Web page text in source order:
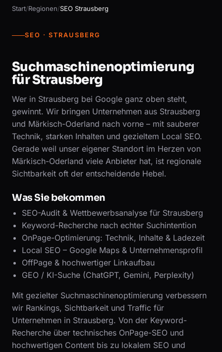
Start/Regionen/SEO Strausberg
SEO · STRAUSBERG
Suchmaschinenoptimierung
für Strausberg
Wer in Strausberg bei Google ganz oben steht,
gewinnt. Wir bringen Unternehmen aus Strausberg
und Märkisch-Oderland nach vorne – mit sauberer
Technik, starken Inhalten und gezieltem Local SEO.
Gerade weil unser eigener Standort im Herzen von
Märkisch-Oderland viele Anbieter hat, ist regionale
Sichtbarkeit oft der entscheidende Hebel.
Was Sie bekommen
SEO-Audit & Wettbewerbsanalyse für Strausberg
Keyword-Recherche nach echter Suchintention
OnPage-Optimierung: Technik, Inhalte & Ladezeit
Local SEO – Google Maps & Unternehmensprofil
OffPage & hochwertiger Linkaufbau
GEO / KI-Suche (ChatGPT, Gemini, Perplexity)
Mit gezielter Suchmaschinenoptimierung verbessern
wir Rankings, Sichtbarkeit und Traffic für
Unternehmen in Strausberg. Von der Keyword-
Recherche über technisches OnPage-SEO und
hochwertigen Content bis zu lokalem SEO und